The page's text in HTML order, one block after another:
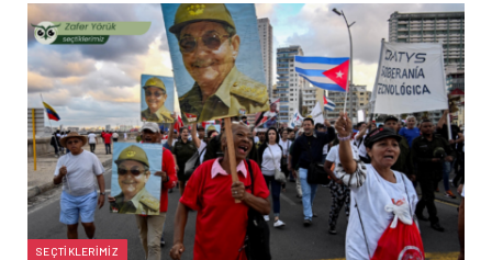
SEÇTIKLERIMIZ